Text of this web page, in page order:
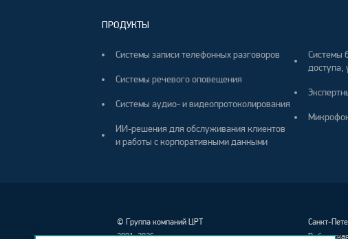
ПРОДУКТЫ
Системы записи телефонных разговоров
Системы речевого оповещения
Системы аудио- и видеопротоколирования
ИИ-решения для обслуживания клиентов
и работы с корпоративными данными
Системы
доступа,
© Группа компаний ЦРТ
2001–2026
Санкт-